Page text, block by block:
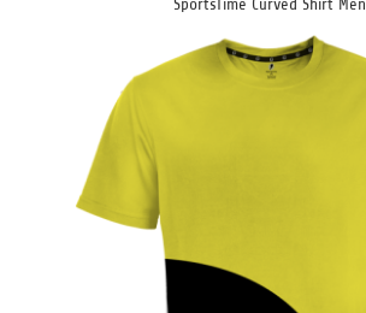
SportsTime Curved Shirt Men